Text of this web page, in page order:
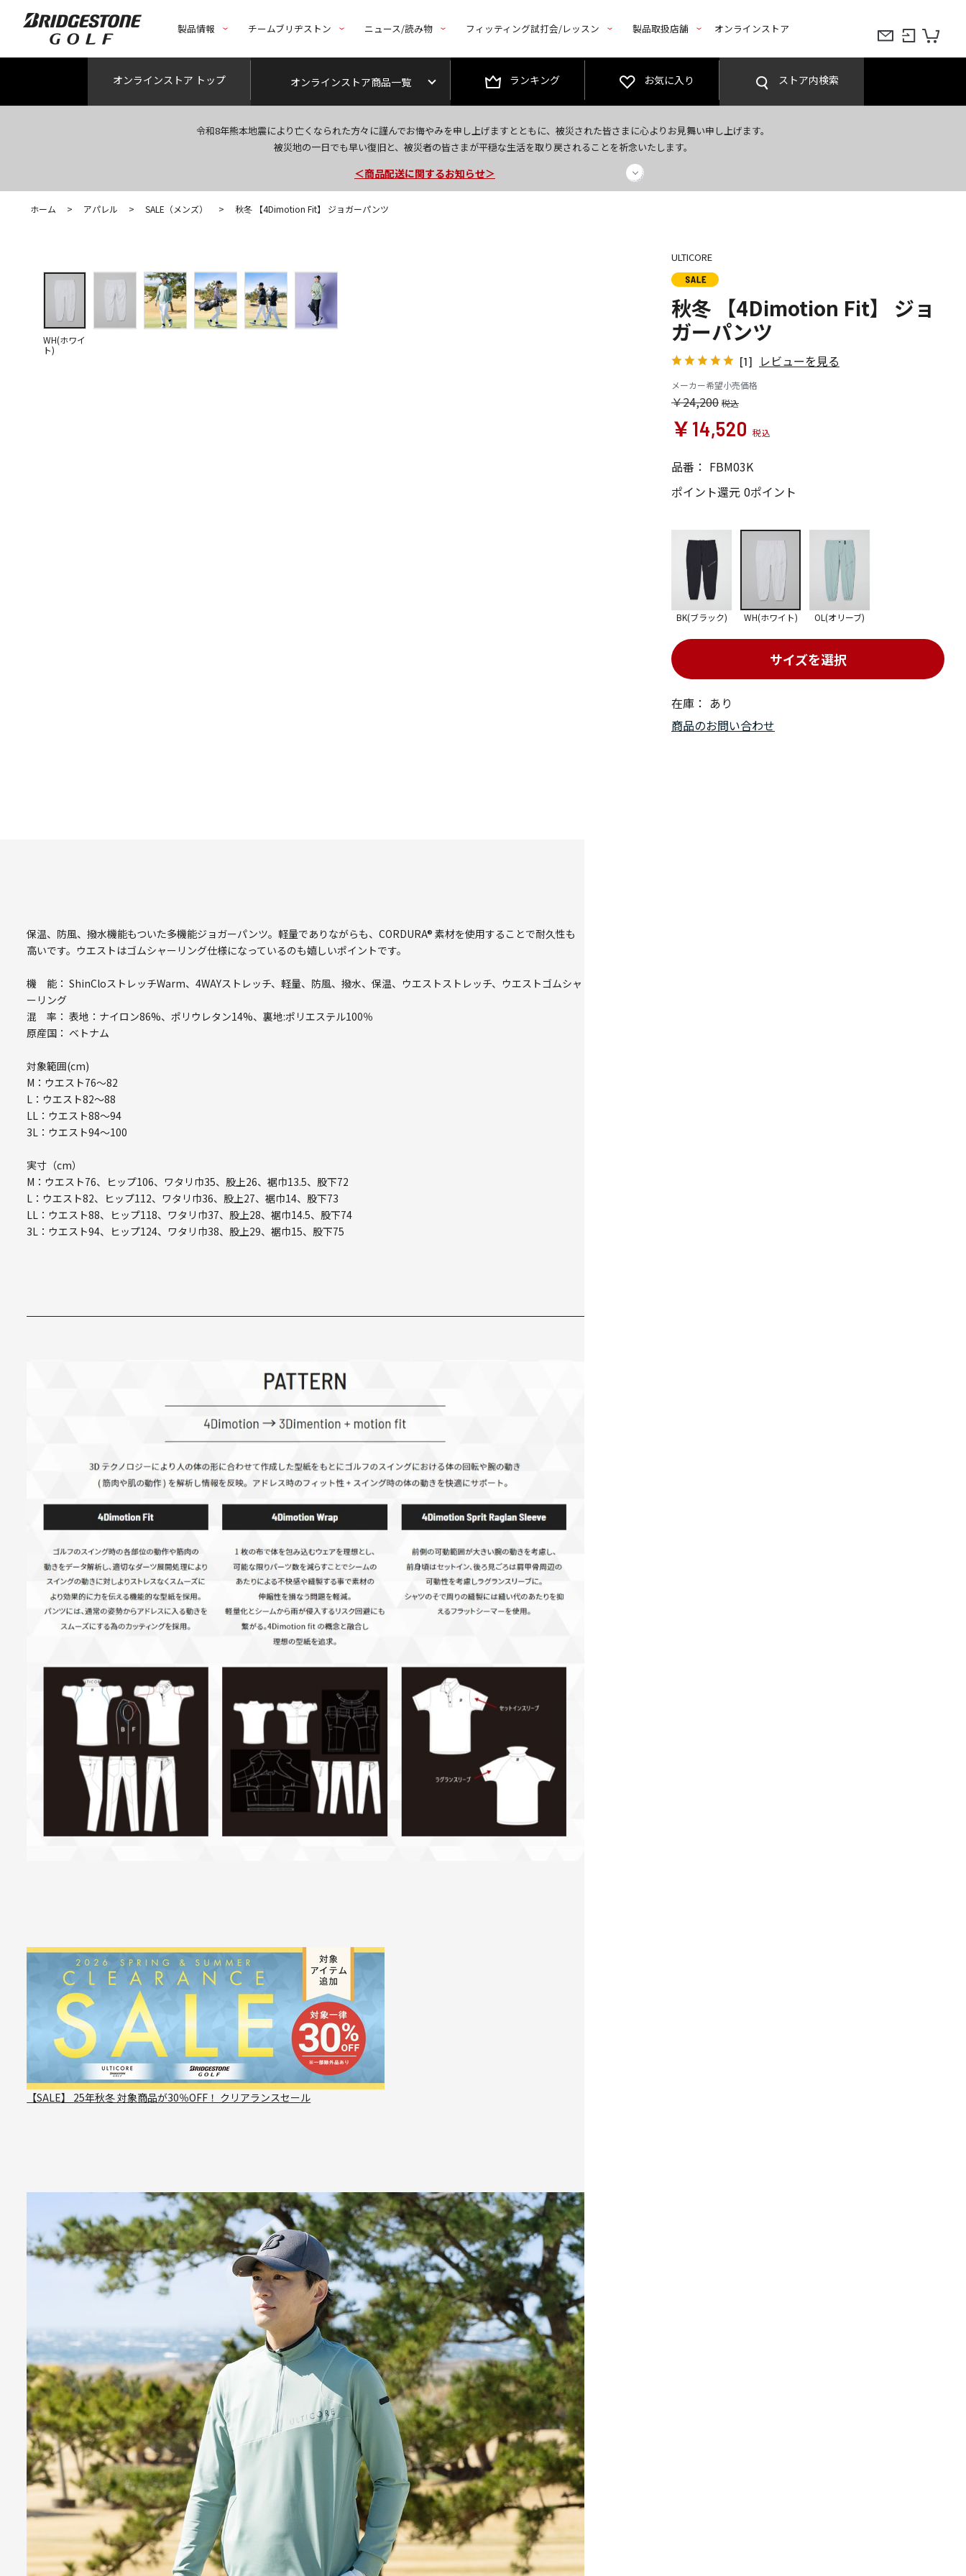
製品情報 チームブリヂストン ニュース/読み物 フィッティング試打会/レッスン 製品取扱店舗 オンラインストア
オンラインストア トップ オンラインストア商品一覧 ランキング お気に入り ストア内検索
令和8年熊本地震により亡くなられた方々に謹んでお悔やみを申し上げますとともに、被災された皆さまに心よりお見舞い申し上げます。
被災地の一日でも早い復旧と、被災者の皆さまが平穏な生活を取り戻されることを祈念いたします。
今なら新規会員登録で1,000円OFFクーポンプレゼント！
＜商品配送に関するお知らせ＞
＜夏季休暇中のご注文・発送・お問い合わせ＞
ホーム > アパレル > SALE（メンズ） > 秋冬 【4Dimotion Fit】 ジョガーパンツ
WH(ホワイ
ト)
ULTICORE
秋冬 【4Dimotion Fit】 ジョ
ガーパンツ
[1] レビューを見る
メーカー希望小売価格
￥24,200
￥14,520
品番： FBM03K
ポイント還元 0ポイント
在庫： あり
サイズを選択
BK(ブラック) WH(ホワイト) OL(オリーブ)
商品のお問い合わせ
保温、防風、撥水機能もついた多機能ジョガーパンツ。軽量でありながらも、CORDURA® 素材を使用することで耐久性も
高いです。ウエストはゴムシャーリング仕様になっているのも嬉しいポイントです。
機 能： ShinCloストレッチWarm、4WAYストレッチ、軽量、防風、撥水、保温、ウエストストレッチ、ウエストゴムシャ
ーリング
混 率： 表地：ナイロン86%、ポリウレタン14%、裏地:ポリエステル100％
原産国： ベトナム
対象範囲(cm)
M：ウエスト76～82
L：ウエスト82～88
LL：ウエスト88～94
3L：ウエスト94～100
実寸（cm）
M：ウエスト76、ヒップ106、ワタリ巾35、股上26、裾巾13.5、股下72
L：ウエスト82、ヒップ112、ワタリ巾36、股上27、裾巾14、股下73
LL：ウエスト88、ヒップ118、ワタリ巾37、股上28、裾巾14.5、股下74
3L：ウエスト94、ヒップ124、ワタリ巾38、股上29、裾巾15、股下75
【SALE】 25年秋冬 対象商品が30％OFF！ クリアランスセール